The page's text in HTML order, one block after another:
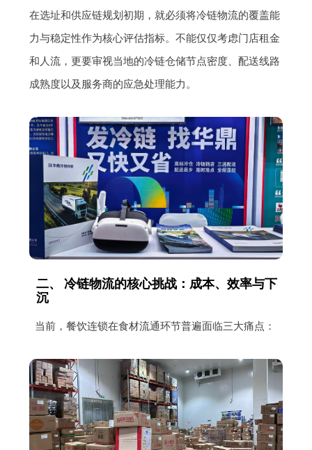
在选址和供应链规划初期，就必须将冷链物流的覆盖能
力与稳定性作为核心评估指标。不能仅仅考虑门店租金
和人流，更要审视当地的冷链仓储节点密度、配送线路
成熟度以及服务商的应急处理能力。
二、 冷链物流的核心挑战：成本、效率与下
沉
当前，餐饮连锁在食材流通环节普遍面临三大痛点：